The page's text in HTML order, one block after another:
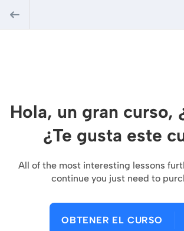
Hola, un gran curso,
¿Te gusta este
All of the most interesting lessons
continue you just need to
OBTENER EL CURSO